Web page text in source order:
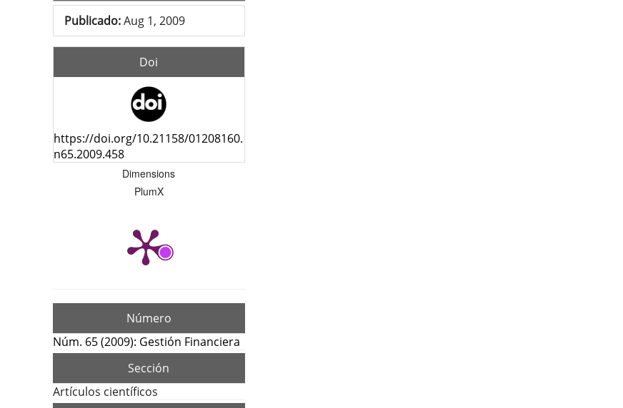
Publicado:Aug 1, 2009
Doi
https://doi.org/10.21158/01208160.
n65.2009.458
Dimensions
PlumX
Número
Núm. 65 (2009): Gestión Financiera
Sección
Artículos científicos